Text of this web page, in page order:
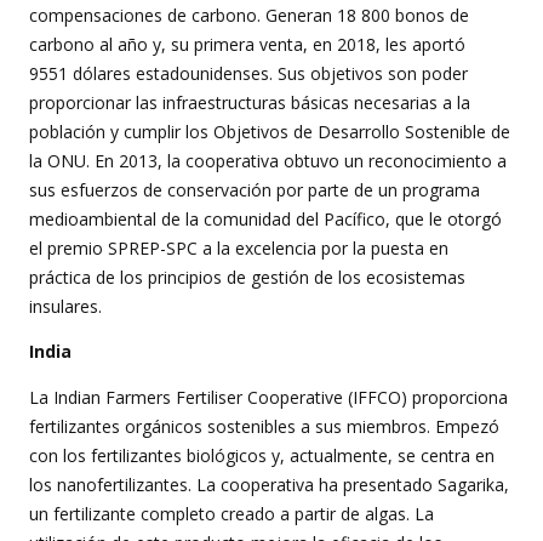
compensaciones de carbono. Generan 18 800 bonos de
carbono al año y, su primera venta, en 2018, les aportó
9551 dólares estadounidenses. Sus objetivos son poder
proporcionar las infraestructuras básicas necesarias a la
población y cumplir los Objetivos de Desarrollo Sostenible de
la ONU. En 2013, la cooperativa obtuvo un reconocimiento a
sus esfuerzos de conservación por parte de un programa
medioambiental de la comunidad del Pacífico, que le otorgó
el premio SPREP-SPC a la excelencia por la puesta en
práctica de los principios de gestión de los ecosistemas
insulares.
India
La Indian Farmers Fertiliser Cooperative (IFFCO) proporciona
fertilizantes orgánicos sostenibles a sus miembros. Empezó
con los fertilizantes biológicos y, actualmente, se centra en
los nanofertilizantes. La cooperativa ha presentado Sagarika,
un fertilizante completo creado a partir de algas. La